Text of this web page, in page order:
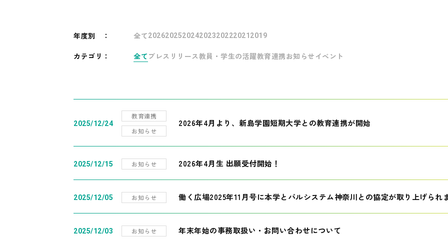
年度別 ： 全て202620252024202320222021 2019
カテゴリ： 全て プレスリリース教員・学生の活躍教育連携お知らせ イベント
2025/12/24
教育連携
お知らせ
2026年4月より、新島学園短期大学との教育連携が開始
2025/12/15 お知らせ 2026年4月生 出願受付開始！
2025/12/05 お知らせ 働く広場2025年11月号に本学とパルシステム神奈川との協定が取り上げられ
2025/12/03 お知らせ 年末年始の事務取扱い・お問い合わせについて